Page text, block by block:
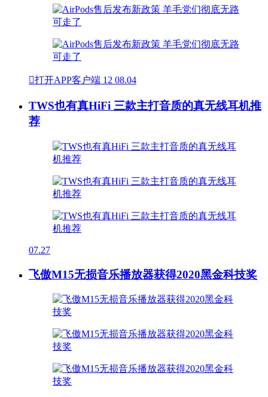
打开APP客户端 12 08.04
TWS也有真HiFi 三款主打音质的真无线耳机推
荐
07.27
飞傲M15无损音乐播放器获得2020黑金科技奖